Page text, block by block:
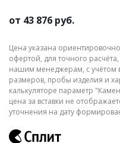
от 43 876 руб.
Цена указана
офертой, для точного
нашим менеджерам, с учётом
размеров, пробы изделия и
калькуляторе параметр
цена за вставки не
уточнения на дату